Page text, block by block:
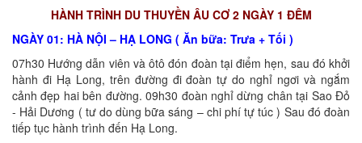
HÀNH TRÌNH DU THUYỀN ÂU CƠ 2 NGÀY 1 ĐÊM
NGÀY 01: HÀ NỘI – HẠ LONG ( Ăn bữa: Trưa + Tối )
07h30 Hướng dẫn viên và ôtô đón đoàn tại điểm hẹn, sau đó khởi
hành đi Hạ Long, trên đường đi đoàn tự do nghỉ ngơi và ngắm
cảnh đẹp hai bên đường. 09h30 đoàn nghỉ dừng chân tại Sao Đỏ
- Hải Dương ( tư do dùng bữa sáng – chi phí tự túc ) Sau đó đoàn
tiếp tục hành trình đến Hạ Long.